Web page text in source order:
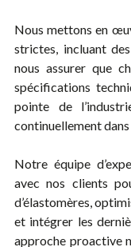
Nous mettons en
strictes, incluant
nous assurer que
spécifications
pointe de
continuellement
Notre équipe
avec nos clients
d’élastomères,
et intégrer les
approche proactive